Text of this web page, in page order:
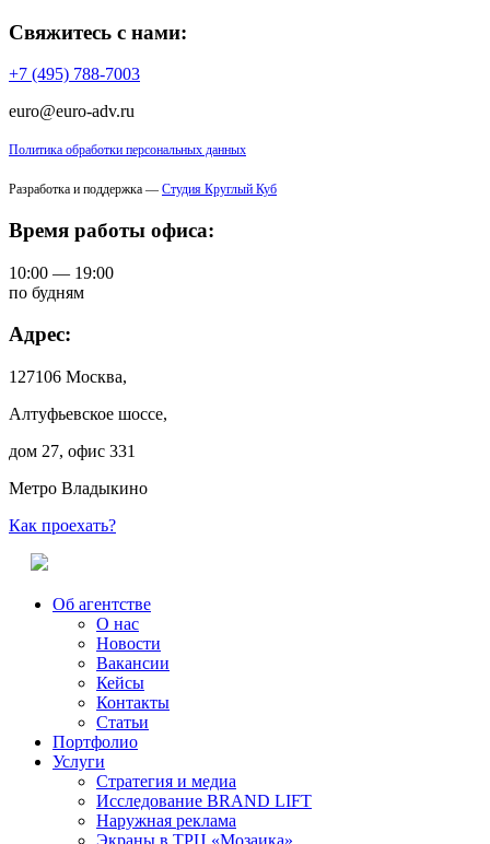
Свяжитесь с нами:
+7 (495) 788-7003
euro@euro-adv.ru
Политика обработки персональных данных
Разработка и поддержка — Студия Круглый Куб
Время работы офиса:
10:00 — 19:00
по будням
Адрес:
127106 Москва,
Алтуфьевское шоссе,
дом 27, офис 331
Метро Владыкино
Как проехать?
Об агентстве
О нас
Новости
Вакансии
Кейсы
Контакты
Статьи
Портфолио
Услуги
Стратегия и медиа
Исследование BRAND LIFT
Наружная реклама